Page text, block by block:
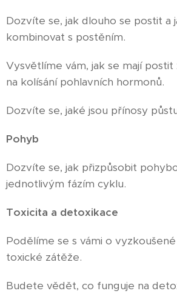
Dozvíte se, jak dlouho se postit a
kombinovat s postěním.
Vysvětlíme vám, jak se mají
na kolísání pohlavních hormonů.
Dozvíte se, jaké jsou přínosy
Pohyb
Dozvíte se, jak přizpůsobit
jednotlivým fázím cyklu.
Toxicita a detoxikace
Podělíme se s vámi o
toxické zátěže.
Budete vědět, co funguje na